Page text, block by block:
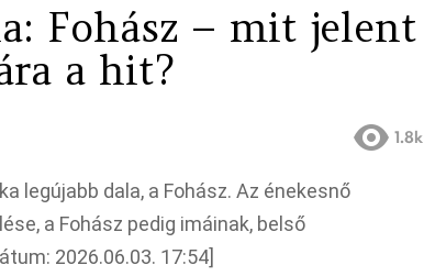
Fohász – mit jelent
a hit?
1.8k
legújabb dala, a Fohász. Az énekesnő
a Fohász pedig imáinak, belső
2026.06.03. 17:54]